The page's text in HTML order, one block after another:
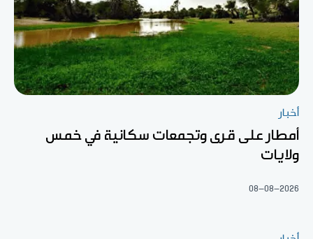
أخبار
أمطار على قرى وتجمعات سكانية في خمس
ولايات
08-08-2026